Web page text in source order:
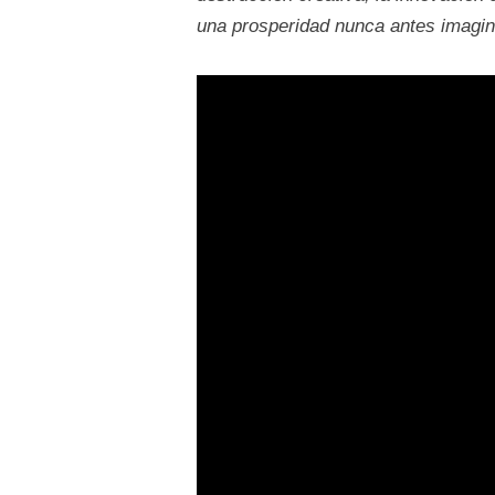
una prosperidad nunca antes